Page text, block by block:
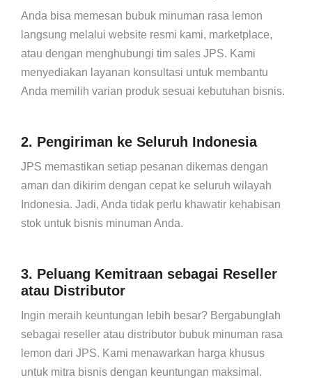
Anda bisa memesan bubuk minuman rasa lemon
langsung melalui website resmi kami, marketplace,
atau dengan menghubungi tim sales JPS. Kami
menyediakan layanan konsultasi untuk membantu
Anda memilih varian produk sesuai kebutuhan bisnis.
2. Pengiriman ke Seluruh Indonesia
JPS memastikan setiap pesanan dikemas dengan
aman dan dikirim dengan cepat ke seluruh wilayah
Indonesia. Jadi, Anda tidak perlu khawatir kehabisan
stok untuk bisnis minuman Anda.
3. Peluang Kemitraan sebagai Reseller
atau Distributor
Ingin meraih keuntungan lebih besar? Bergabunglah
sebagai reseller atau distributor bubuk minuman rasa
lemon dari JPS. Kami menawarkan harga khusus
untuk mitra bisnis dengan keuntungan maksimal.